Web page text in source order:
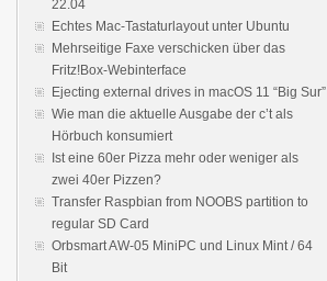
22.04
Echtes Mac-Tastaturlayout unter Ubuntu
Mehrseitige Faxe verschicken über das
Fritz!Box-Webinterface
Ejecting external drives in macOS 11 “Big Sur”
Wie man die aktuelle Ausgabe der c’t als
Hörbuch konsumiert
Ist eine 60er Pizza mehr oder weniger als
zwei 40er Pizzen?
Transfer Raspbian from NOOBS partition to
regular SD Card
Orbsmart AW-05 MiniPC und Linux Mint / 64
Bit